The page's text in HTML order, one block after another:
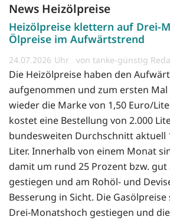
News Heizölpreise
Heizölpreise klettern auf Drei-
Ölpreise im Aufwärtstrend
24.07.2026 von tanke-günstig
Die Heizölpreise haben den
aufgenommen und zum ersten Mal
wieder die Marke von 1,50 Euro/
kostet eine Bestellung von 2.000
bundesweiten Durchschnitt aktuell
Liter. Innerhalb von einem Monat
damit um rund 25 Prozent bzw. gut
gestiegen und am Rohöl- und
Besserung in Sicht. Die
Drei-Monatshoch gestiegen und